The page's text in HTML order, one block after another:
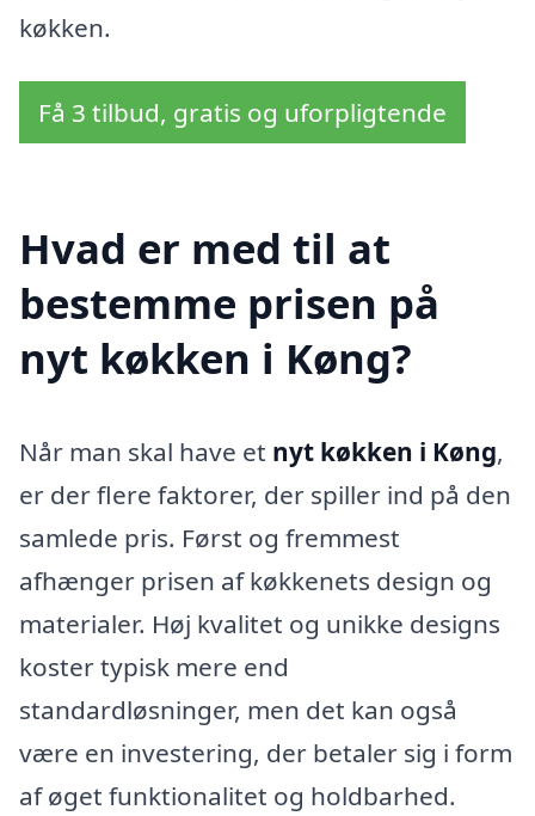
køkken.
Få 3 tilbud, gratis og uforpligtende
Hvad er med til at
bestemme prisen på
nyt køkken i Køng?
Når man skal have et nyt køkken i Køng,
er der flere faktorer, der spiller ind på den
samlede pris. Først og fremmest
afhænger prisen af køkkenets design og
materialer. Høj kvalitet og unikke designs
koster typisk mere end
standardløsninger, men det kan også
være en investering, der betaler sig i form
af øget funktionalitet og holdbarhed.